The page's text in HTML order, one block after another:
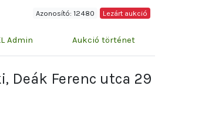
Azonosító: 12480 Lezárt aukció
Admin Aukció történet
Deák Ferenc utca 29